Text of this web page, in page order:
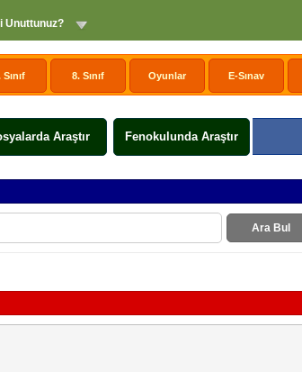
Unuttunuz?
Sınıf 8. Sınıf Oyunlar E-Sınav
Araştır Fenokulunda Araştır
Ara Bul